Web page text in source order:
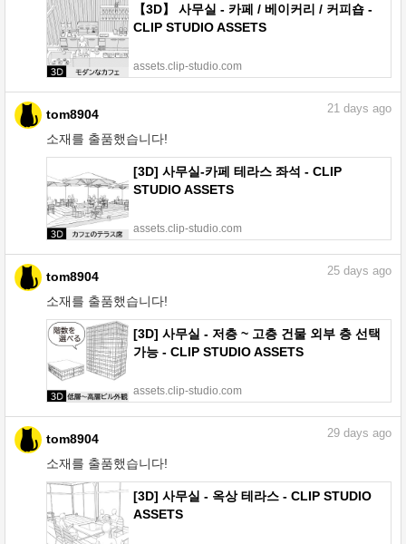
【3D】 사무실 - 카페 / 베이커리 / 커피숍 -
CLIP STUDIO ASSETS
assets.clip-studio.com
tom8904
소재를 출품했습니다!
21 days ago
[3D] 사무실-카페 테라스 좌석 - CLIP
STUDIO ASSETS
assets.clip-studio.com
tom8904
소재를 출품했습니다!
25 days ago
[3D] 사무실 - 저층 ~ 고층 건물 외부 층 선택
가능 - CLIP STUDIO ASSETS
assets.clip-studio.com
tom8904
소재를 출품했습니다!
29 days ago
[3D] 사무실 - 옥상 테라스 - CLIP STUDIO
ASSETS